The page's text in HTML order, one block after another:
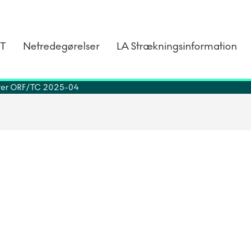
Netredegørelser LA Strækningsinformation
ORF TC 2025-04